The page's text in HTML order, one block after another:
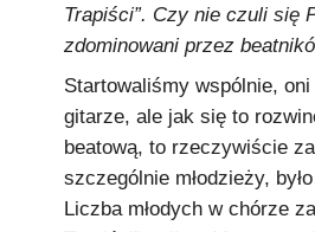
Trapiści”. Czy nie czuli się
zdominowani przez
Startowaliśmy wspólnie,
gitarze, ale jak się to
beatową, to rzeczywiście
szczególnie młodzieży,
Liczba młodych w chórze